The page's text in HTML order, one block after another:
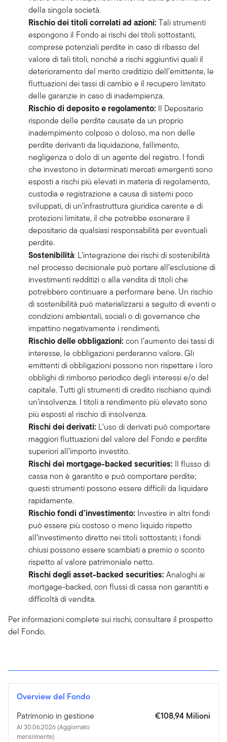
della singola società.
Rischio dei titoli correlati ad azioni: Tali strumenti
espongono il Fondo ai rischi dei titoli sottostanti,
comprese potenziali perdite in caso di ribasso del
valore di tali titoli, nonché a rischi aggiuntivi quali il
deterioramento del merito creditizio dell'emittente, le
fluttuazioni dei tassi di cambio e il recupero limitato
delle garanzie in caso di inadempienza.
Rischio di deposito e regolamento: Il Depositario
risponde delle perdite causate da un proprio
inadempimento colposo o doloso, ma non delle
perdite derivanti da liquidazione, fallimento,
negligenza o dolo di un agente del registro. I fondi
che investono in determinati mercati emergenti sono
esposti a rischi più elevati in materia di regolamento,
custodia e registrazione a causa di sistemi poco
sviluppati, di un’infrastruttura giuridica carente e di
protezioni limitate, il che potrebbe esonerare il
depositario da qualsiasi responsabilità per eventuali
perdite.
Sostenibilità: L’integrazione dei rischi di sostenibilità
nel processo decisionale può portare all’esclusione di
investimenti redditizi o alla vendita di titoli che
potrebbero continuare a performare bene. Un rischio
di sostenibilità può materializzarsi a seguito di eventi o
condizioni ambientali, sociali o di governance che
impattino negativamente i rendimenti.
Rischio delle obbligazioni: con l’aumento dei tassi di
interesse, le obbligazioni perderanno valore. Gli
emittenti di obbligazioni possono non rispettare i loro
obblighi di rimborso periodico degli interessi e/o del
capitale. Tutti gli strumenti di credito rischiano quindi
un’insolvenza. I titoli a rendimento più elevato sono
più esposti al rischio di insolvenza.
Rischi dei derivati: L’uso di derivati può comportare
maggiori fluttuazioni del valore del Fondo e perdite
superiori all’importo investito.
Rischi dei mortgage-backed securities: Il flusso di
cassa non è garantito e può comportare perdite;
questi strumenti possono essere difficili da liquidare
rapidamente.
Rischio fondi d’investimento: Investire in altri fondi
può essere più costoso o meno liquido rispetto
all’investimento diretto nei titoli sottostanti; i fondi
chiusi possono essere scambiati a premio o sconto
rispetto al valore patrimoniale netto.
Rischi degli asset-backed securities: Analoghi ai
mortgage-backed, con flussi di cassa non garantiti e
difficoltà di vendita.
Per informazioni complete sui rischi, consultare il prospetto
del Fondo.
Overview del Fondo
Patrimonio in gestione
Al 30.06.2026 (Aggiornato
mensilmente)
€108,94 Milioni